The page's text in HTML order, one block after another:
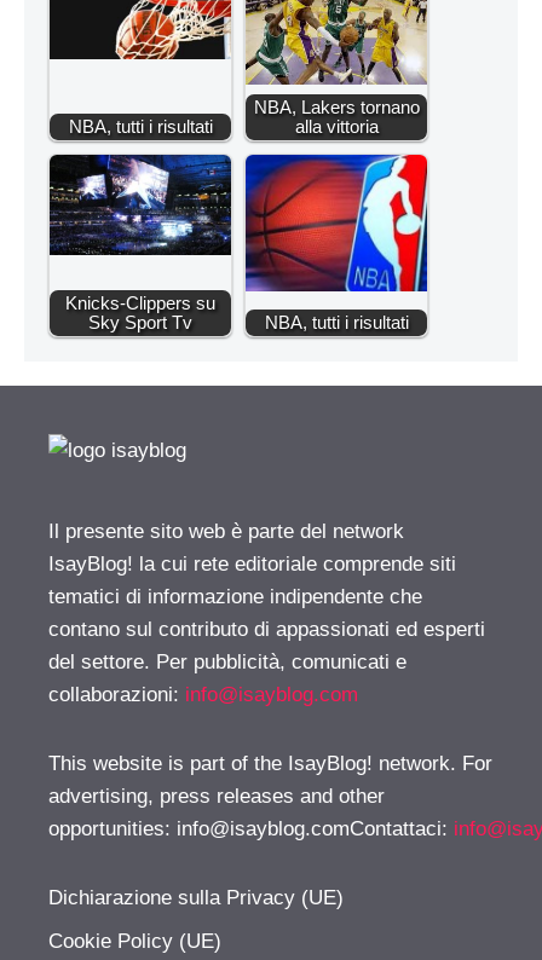
NBA, tutti i risultati
NBA, Lakers tornano
alla vittoria
Knicks-Clippers su
Sky Sport Tv
NBA, tutti i risultati
Il presente sito web è parte del network
IsayBlog! la cui rete editoriale comprende siti
tematici di informazione indipendente che
contano sul contributo di appassionati ed esperti
del settore. Per pubblicità, comunicati e
collaborazioni: info@isayblog.com
This website is part of the IsayBlog! network. For
advertising, press releases and other
opportunities: info@isayblog.comContattaci:
Dichiarazione sulla Privacy (UE)
Cookie Policy (UE)